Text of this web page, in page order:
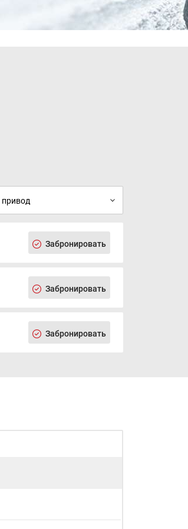
Забронировать
Забронировать
Забронировать